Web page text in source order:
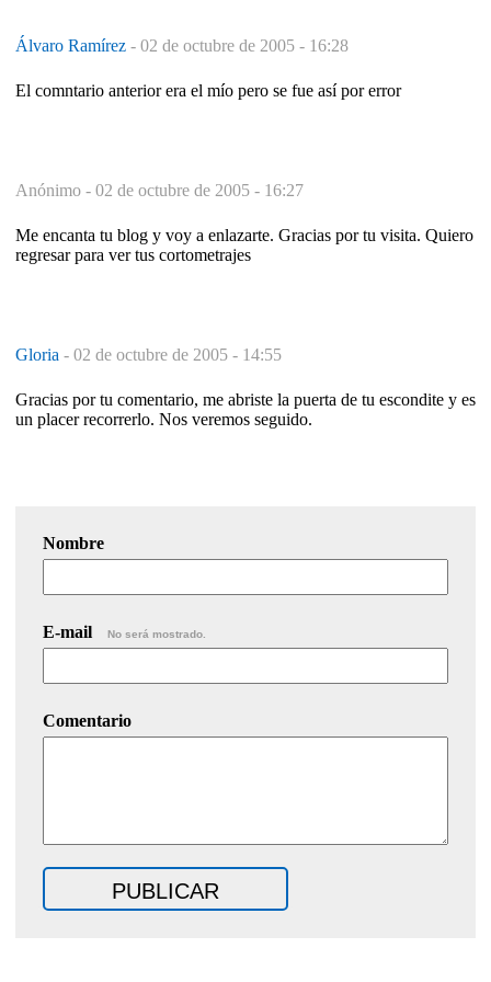
Álvaro Ramírez - 02 de octubre de 2005 - 16:28
El comntario anterior era el mío pero se fue así por error
Anónimo - 02 de octubre de 2005 - 16:27
Me encanta tu blog y voy a enlazarte. Gracias por tu visita. Quiero
regresar para ver tus cortometrajes
Gloria - 02 de octubre de 2005 - 14:55
Gracias por tu comentario, me abriste la puerta de tu escondite y es
un placer recorrerlo. Nos veremos seguido.
Nombre
E-mail No será mostrado.
Comentario